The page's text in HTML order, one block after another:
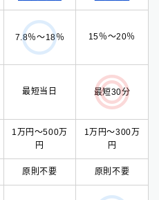
7.8％〜18％ 15％〜20％
最短当日 最短30分
1万円〜500万
円
1万円〜300万
円
原則不要 原則不要